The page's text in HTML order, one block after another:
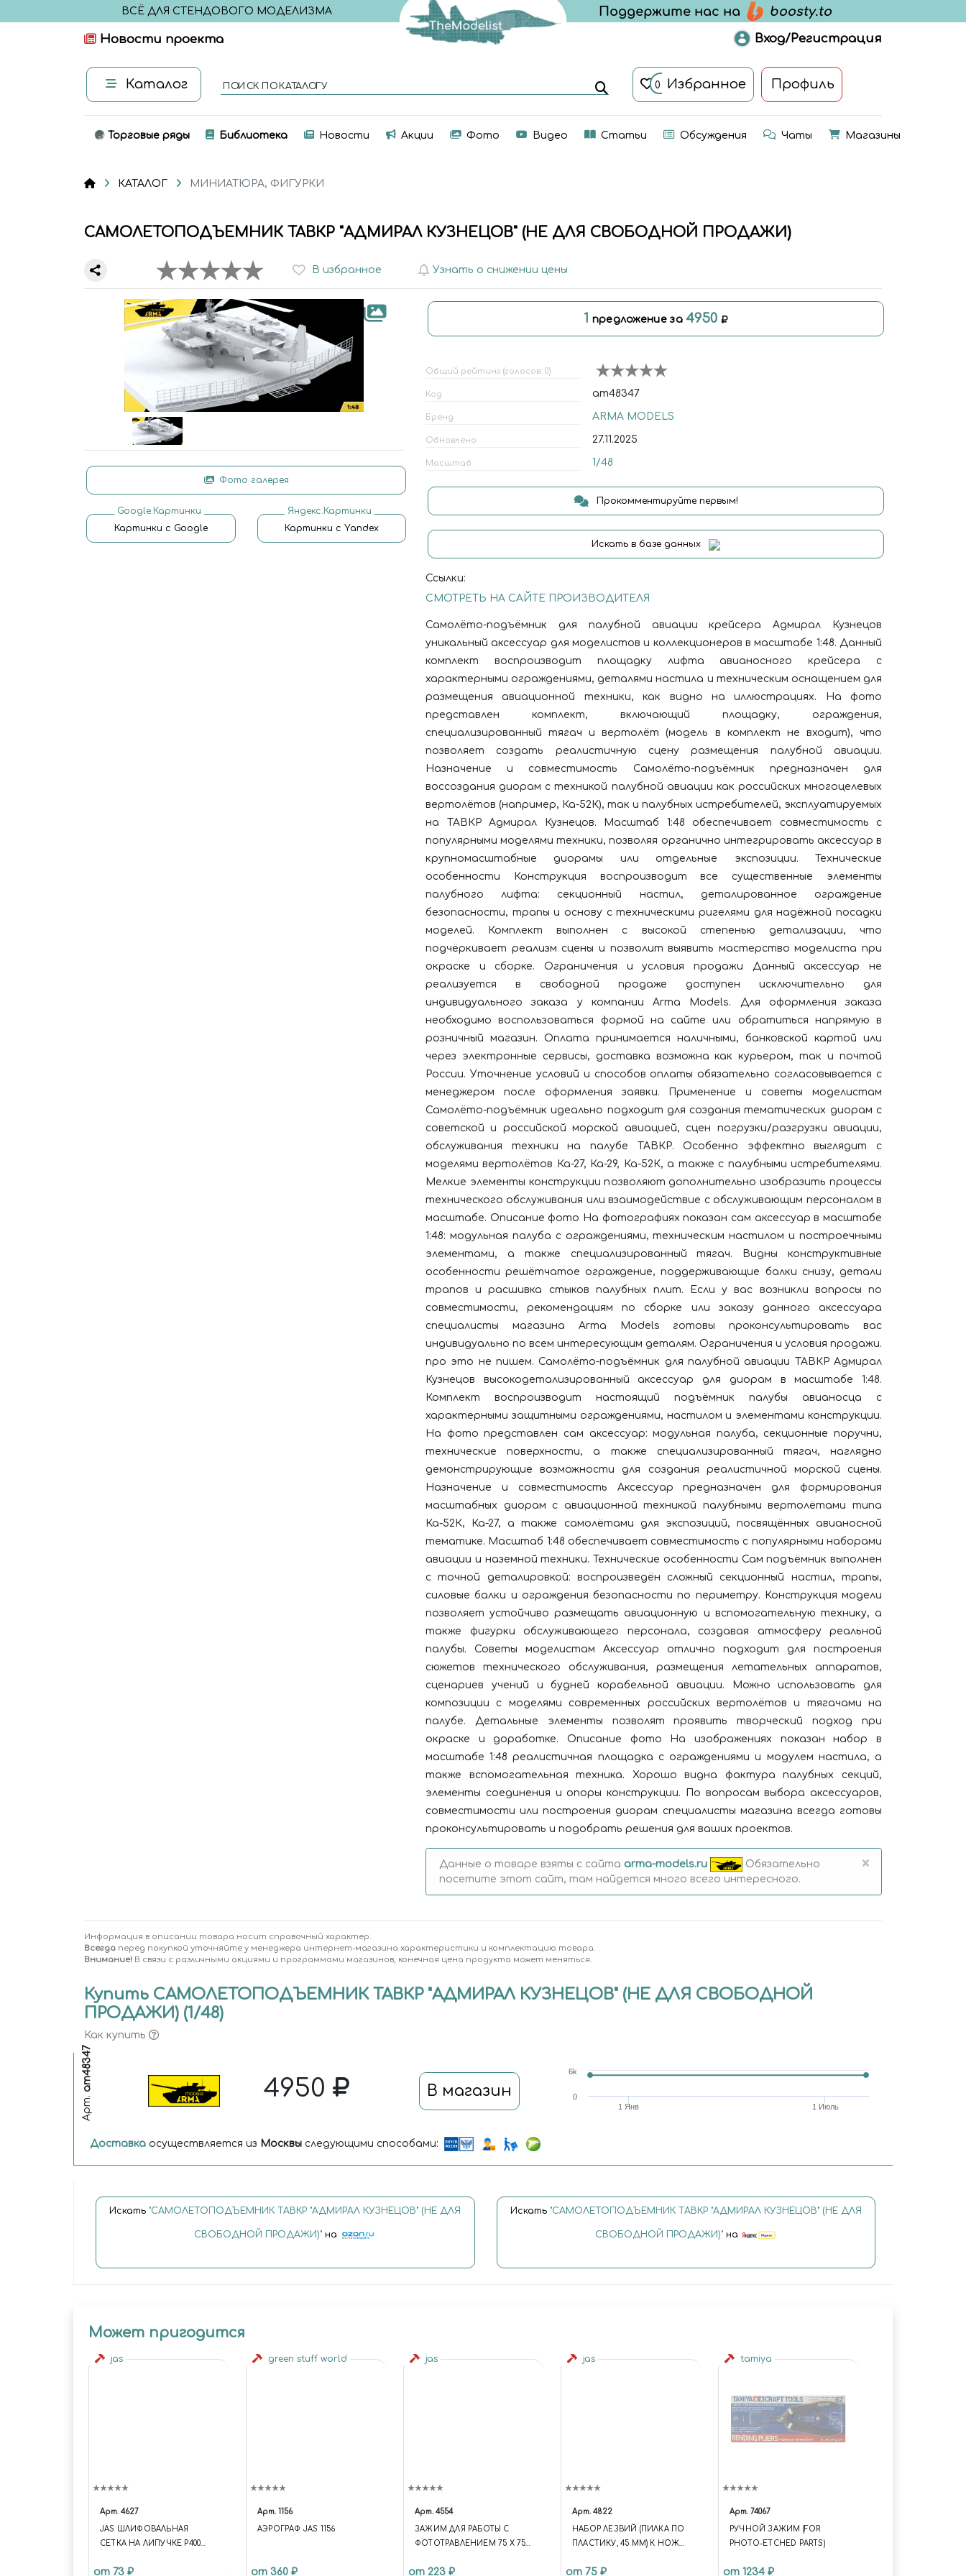
ВСЁ ДЛЯ СТЕНДОВОГО МОДЕЛИЗМА
Новости проекта Вход/Регистрация
Каталог ПОИСК ПО КАТАЛОГУ 0 Избранное Профиль
Торговые ряды Библиотека Новости Акции Фото Видео Статьи Обсуждения Чаты Магазины
КАТАЛОГ МИНИАТЮРА, ФИГУРКИ
САМОЛЕТОПОДЪЕМНИК ТАВКР "АДМИРАЛ КУЗНЕЦОВ" (НЕ ДЛЯ СВОБОДНОЙ ПРОДАЖИ)
В избранное Узнать о снижении цены
Фото галерея
Google.Картинки
Картинки с Google
Яндекс.Картинки
Картинки с Yandex
1 предложение за4950
Общий рейтинг (голосов: 0)
Код am48347
Бренд ARMA MODELS
Обновлено 27.11.2025
Масштаб 1/48
Прокомментируйте первым!
Искать в базе данных
Ссылки:
СМОТРЕТЬ НА САЙТЕ ПРОИЗВОДИТЕЛЯ
Самолёто-подъёмник для палубной авиации крейсера Адмирал Кузнецов
уникальный аксессуар для моделистов и коллекционеров в масштабе 1:48. Данный
комплект воспроизводит площадку лифта авианосного крейсера с
характерными ограждениями, деталями настила и техническим оснащением для
размещения авиационной техники, как видно на иллюстрациях. На фото
представлен комплект, включающий площадку, ограждения,
специализированный тягач и вертолёт (модель в комплект не входит), что
позволяет создать реалистичную сцену размещения палубной авиации.​
Назначение и совместимость Самолёто-подъёмник предназначен для
воссоздания диорам с техникой палубной авиации как российских многоцелевых
вертолётов (например, Ка-52К), так и палубных истребителей, эксплуатируемых
на ТАВКР Адмирал Кузнецов. Масштаб 1:48 обеспечивает совместимость с
популярными моделями техники, позволяя органично интегрировать аксессуар в
крупномасштабные диорамы или отдельные экспозиции. Технические
особенности Конструкция воспроизводит все существенные элементы
палубного лифта: секционный настил, деталированное ограждение
безопасности, трапы и основу с техническими ригелями для надёжной посадки
моделей. Комплект выполнен с высокой степенью детализации, что
подчёркивает реализм сцены и позволит выявить мастерство моделиста при
окраске и сборке. Ограничения и условия продажи Данный аксессуар не
реализуется в свободной продаже доступен исключительно для
индивидуального заказа у компании Arma Models. Для оформления заказа
необходимо воспользоваться формой на сайте или обратиться напрямую в
розничный магазин. Оплата принимается наличными, банковской картой или
через электронные сервисы, доставка возможна как курьером, так и почтой
России. Уточнение условий и способов оплаты обязательно согласовывается с
менеджером после оформления заявки.​ Применение и советы моделистам
Самолёто-подъёмник идеально подходит для создания тематических диорам с
советской и российской морской авиацией, сцен погрузки/разгрузки авиации,
обслуживания техники на палубе ТАВКР. Особенно эффектно выглядит с
моделями вертолётов Ка-27, Ка-29, Ка-52К, а также с палубными истребителями.
Мелкие элементы конструкции позволяют дополнительно изобразить процессы
технического обслуживания или взаимодействие с обслуживающим персоналом в
масштабе. Описание фото На фотографиях показан сам аксессуар в масштабе
1:48: модульная палуба с ограждениями, техническим настилом и построечными
элементами, а также специализированный тягач. Видны конструктивные
особенности решётчатое ограждение, поддерживающие балки снизу, детали
трапов и расшивка стыков палубных плит. Если у вас возникли вопросы по
совместимости, рекомендациям по сборке или заказу данного аксессуара
специалисты магазина Arma Models готовы проконсультировать вас
индивидуально по всем интересующим деталям. Ограничения и условия продажи.
про это не пишем. Самолёто-подъёмник для палубной авиации ТАВКР Адмирал
Кузнецов высокодетализированный аксессуар для диорам в масштабе 1:48.
Комплект воспроизводит настоящий подъёмник палубы авианосца с
характерными защитными ограждениями, настилом и элементами конструкции.
На фото представлен сам аксессуар: модульная палуба, секционные поручни,
технические поверхности, а также специализированный тягач, наглядно
демонстрирующие возможности для создания реалистичной морской сцены.​
Назначение и совместимость Аксессуар предназначен для формирования
масштабных диорам с авиационной техникой палубными вертолётами типа
Ка-52К, Ка-27, а также самолётами для экспозиций, посвящённых авианосной
тематике. Масштаб 1:48 обеспечивает совместимость с популярными наборами
авиации и наземной техники. Технические особенности Сам подъёмник выполнен
с точной деталировкой: воспроизведён сложный секционный настил, трапы,
силовые балки и ограждения безопасности по периметру. Конструкция модели
позволяет устойчиво размещать авиационную и вспомогательную технику, а
также фигурки обслуживающего персонала, создавая атмосферу реальной
палубы. Советы моделистам Аксессуар отлично подходит для построения
сюжетов технического обслуживания, размещения летательных аппаратов,
сценариев учений и будней корабельной авиации. Можно использовать для
композиции с моделями современных российских вертолётов и тягачами на
палубе. Детальные элементы позволят проявить творческий подход при
окраске и доработке. Описание фото На изображениях показан набор в
масштабе 1:48 реалистичная площадка с ограждениями и модулем настила, а
также вспомогательная техника. Хорошо видна фактура палубных секций,
элементы соединения и опоры конструкции. По вопросам выбора аксессуаров,
совместимости или построения диорам специалисты магазина всегда готовы
проконсультировать и подобрать решения для ваших проектов.
Данные о товаре взяты с сайта arma-models.ru
Обязательно
посетите этот сайт, там найдется много всего интересного.
×
Информация в описании товара носит справочный характер.
Всегда перед покупкой уточняйте у менеджера интернет-магазина характеристики и комплектацию товара.
Внимание! В связи с различными акциями и программами магазинов, конечная цена продукта может меняться.
Купить САМОЛЕТОПОДЪЕМНИК ТАВКР "АДМИРАЛ КУЗНЕЦОВ" (НЕ ДЛЯ СВОБОДНОЙ
ПРОДАЖИ) (1/48)
Как купить
Арт.
am48347 4950 В магазин
1 Янв 1 Июль
0
6k
Доставка осуществляется из Москвы следующими способами:
Искать "САМОЛЕТОПОДЪЕМНИК ТАВКР "АДМИРАЛ КУЗНЕЦОВ" (НЕ ДЛЯ
СВОБОДНОЙ ПРОДАЖИ)" на
Искать "САМОЛЕТОПОДЪЕМНИК ТАВКР "АДМИРАЛ КУЗНЕЦОВ" (НЕ ДЛЯ
СВОБОДНОЙ ПРОДАЖИ)"на
Может пригодится
jas
Арт. 4627
JAS ШЛИФОВАЛЬНАЯ
СЕТКА НА ЛИПУЧКЕ P400
от 73 ₽
green stuff world
Арт. 1156
АЭРОГРАФ JAS 1156
от 360 ₽
jas
Арт. 4554
ЗАЖИМ ДЛЯ РАБОТЫ С
ФОТОТРАВЛЕНИЕМ 75 Х 75
от 223 ₽
jas
Арт. 4822
НАБОР ЛЕЗВИЙ (ПИЛКА ПО
ПЛАСТИКУ, 45 ММ) К НОЖУ
ШТ, JAS 4822
от 75 ₽
tamiya
Арт. 74067
РУЧНОЙ ЗАЖИМ (FOR
PHOTO-ETCHED PARTS)
от 1234 ₽